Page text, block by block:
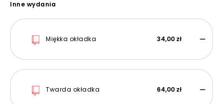
Inne wydania
Miękka okładka 34,00 zł
Twarda okładka 64,00 zł